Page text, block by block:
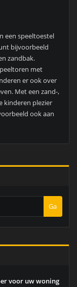
een speeltoestel
bijvoorbeeld
zandbak.
met
er ook over
Met een zand-,
kinderen plezier
ook aan
Ga
voor uw woning